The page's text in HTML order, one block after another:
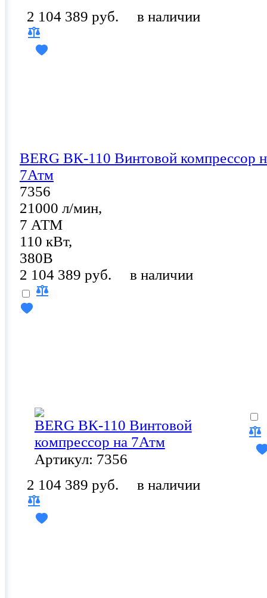
2 104 389 руб.
в наличии
BERG ВК-110 Винтовой компрессор
7Атм
7356
21000 л/мин,
7 АТМ
110 кВт,
380В
2 104 389 руб.
в наличии
BERG ВК-110 Винтовой
компрессор на 7Атм
Артикул: 7356
2 104 389 руб.
в наличии